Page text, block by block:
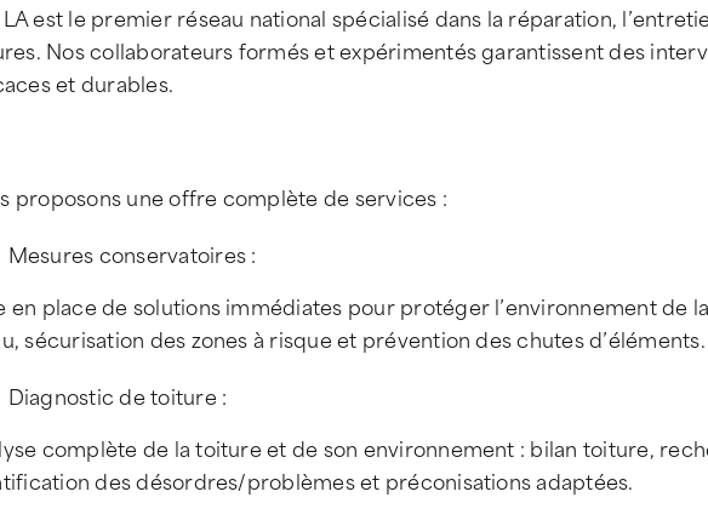
est le premier réseau national spécialisé dans la réparation,
Nos collaborateurs formés et expérimentés garantissent des
et durables.
proposons une offre complète de services :
Mesures conservatoires :
en place de solutions immédiates pour protéger l’environnement de
sécurisation des zones à risque et prévention des chutes d’éléments.
Diagnostic de toiture :
complète de la toiture et de son environnement : bilan toiture,
des désordres/problèmes et préconisations adaptées.